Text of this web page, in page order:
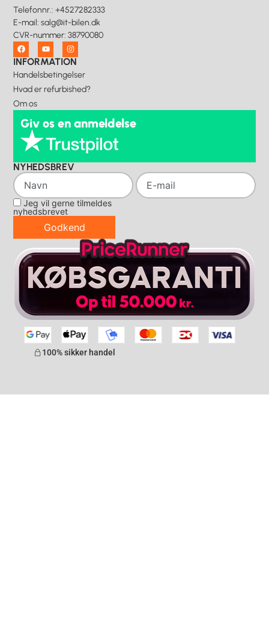
Telefonnr.: +4527282333
E-mail:salg@it-bilen.dk
CVR-nummer: 38790080
INFORMATION
Handelsbetingelser
Hvad er refurbished?
Om os
Giv os en anmeldelse
NYHEDSBREV
Jeg vil gerne tilmeldes
nyhedsbrevet
Godkend
100% sikker handel